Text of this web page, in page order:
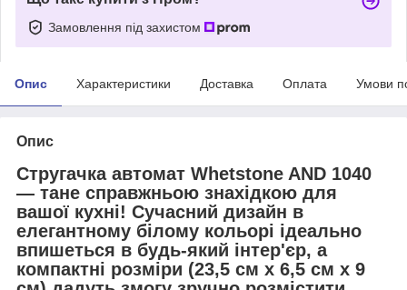
Замовлення під захистом
Опис Характеристики Доставка Оплата Умови
Опис
Стругачка автомат Whetstone AND 1040
— тане справжньою знахідкою для
вашої кухні! Сучасний дизайн в
елегантному білому кольорі ідеально
впишеться в будь-який інтер'єр, а
компактні розміри (23,5 см x 6,5 см x 9